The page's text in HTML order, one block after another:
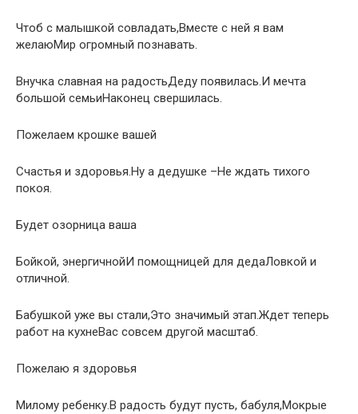
Чтоб с малышкой совладать,Вместе с ней я вам
желаюМир огромный познавать.
Внучка славная на радостьДеду появилась.И мечта
большой семьиНаконец свершилась.
Пожелаем крошке вашей
Счастья и здоровья.Ну а дедушке –Не ждать тихого
покоя.
Будет озорница ваша
Бойкой, энергичнойИ помощницей для дедаЛовкой и
отличной.
Бабушкой уже вы стали,Это значимый этап.Ждет теперь
работ на кухнеВас совсем другой масштаб.
Пожелаю я здоровья
Милому ребенку.В радость будут пусть, бабуля,Мокрые